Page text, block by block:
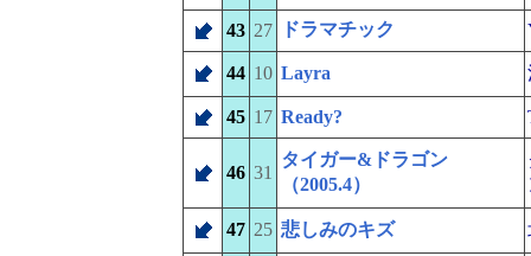
43 27 ドラマチック
44 10 Layra
45 17 Ready?
46 31
タイガー&ドラゴン
（2005.4）
47 25 悲しみのキズ